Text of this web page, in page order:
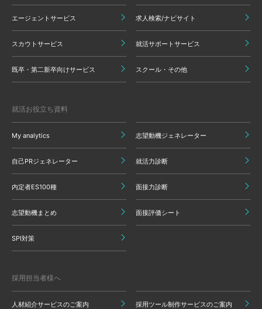
エージェントサービス 求人検索/ナビサイト
スカウトサービス 就活サポートサービス
既卒・第二新卒向けサービス スクール・その他
就活お役立ち資料
My analytics 志望動機ジェネレーター
自己PRジェネレーター 就活力診断
内定者ES100種 面接力診断
志望動機まとめ 面接評価シート
SPI対策
採用担当者様へ
人材紹介サービスのご案内 採用ツール制作サービスのご案内